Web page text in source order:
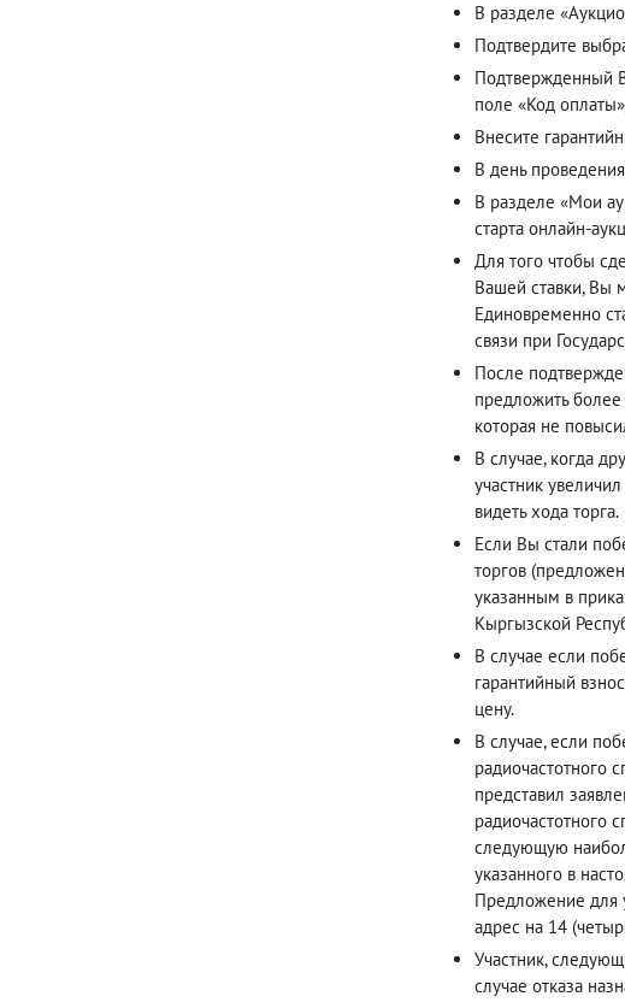
В разделе
Подтвердите
Подтвержденный
поле «Код
Внесите
В день
В разделе «Мои
старта онлайн-
Для того чтобы
Вашей ставки, Вы
Единовременно
связи при
После
предложить
которая не
В случае, когда
участник
видеть хода торга.
Если Вы стали
торгов
указанным в
Кыргызской
В случае если
гарантийный
цену.
В случае, если
радиочастотного
представил
радиочастотного
следующую
указанного в
Предложение для
адрес на 14
Участник,
случае отказа